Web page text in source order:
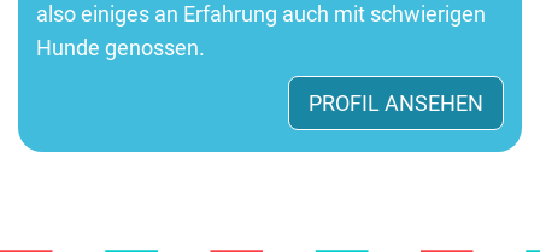
also einiges an Erfahrung auch mit schwierigen
Hunde genossen.
PROFIL ANSEHEN